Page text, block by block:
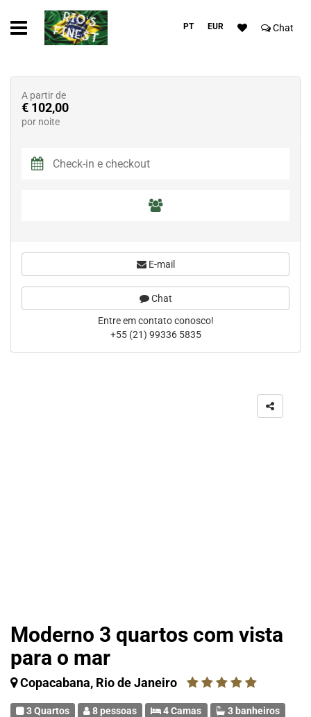
PT EUR Chat
Moderno 3 quartos com vista
para o mar
Copacabana, Rio de Janeiro
3 Quartos 8 pessoas 4 Camas 3 banheiros
A partir de
€ 102,00
por noite
E-mail
Chat
Entre em contato conosco!
+55 (21) 99336 5835